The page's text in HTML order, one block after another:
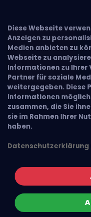
Diese Webseite
Anzeigen zu
Medien anbieten zu
Webseite zu
Informationen zu Ihrer
Partner für soziale
weitergegeben. Diese
Informationen
zusammen, die Sie
sie im Rahmen Ihrer
haben.
Datenschutzerklärung